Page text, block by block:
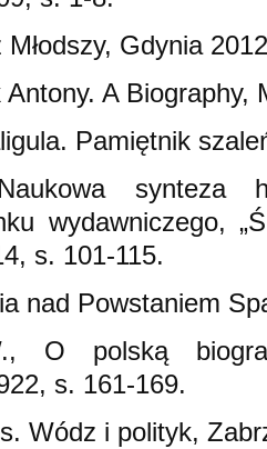
Gdynia
A Biography,
Pamiętnik
synteza
wydawniczego,
s. 101-115.
nad Powstaniem
O polską
s. 161-169.
Wódz i polityk,